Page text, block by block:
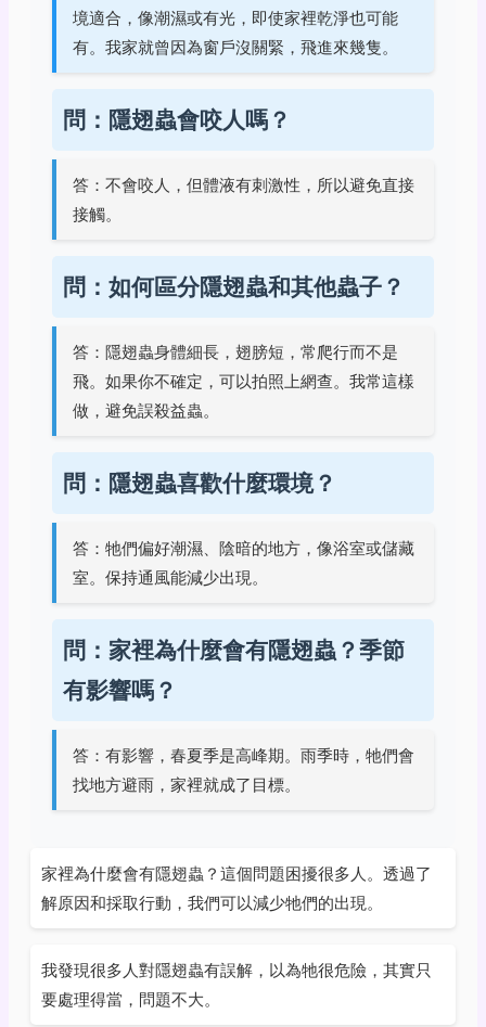
境適合，像潮濕或有光，即使家裡乾淨也可能
有。我家就曾因為窗戶沒關緊，飛進來幾隻。
問：隱翅蟲會咬人嗎？
答：不會咬人，但體液有刺激性，所以避免直接
接觸。
問：如何區分隱翅蟲和其他蟲子？
答：隱翅蟲身體細長，翅膀短，常爬行而不是
飛。如果你不確定，可以拍照上網查。我常這樣
做，避免誤殺益蟲。
問：隱翅蟲喜歡什麼環境？
答：牠們偏好潮濕、陰暗的地方，像浴室或儲藏
室。保持通風能減少出現。
問：家裡為什麼會有隱翅蟲？季節
有影響嗎？
答：有影響，春夏季是高峰期。雨季時，牠們會
找地方避雨，家裡就成了目標。
家裡為什麼會有隱翅蟲？這個問題困擾很多人。透過了
解原因和採取行動，我們可以減少牠們的出現。
我發現很多人對隱翅蟲有誤解，以為牠很危險，其實只
要處理得當，問題不大。